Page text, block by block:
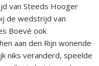
van Steeds Hooger
de wedstrijd van
Boevé ook
aan den Rijn wonende
niks veranderd, speelde